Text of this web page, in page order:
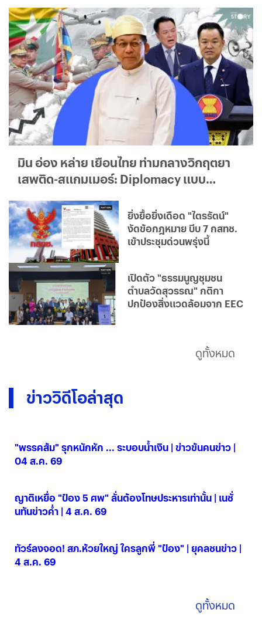
มิน อ่อง หล่าย เยือนไทย ท่ามกลางวิกฤตยา
เสพติด-สแกมเมอร์: Diplomacy แบบ
ยิ่งยื้อยิ่งเดือด "ไตรรัตน์"
งัดข้อกฎหมาย บีบ 7 กสทช.
เข้าประชุมด่วนพรุ่งนี้
เปิดตัว "ธรรมนูญชุมชน
ตำบลวัดสุวรรณ" กติกา
ปกป้องสิ่งแวดล้อมจาก EEC
ดูทั้งหมด
ข่าววิดีโอล่าสุด
"พรรคส้ม" รุกหนักหัก ... ระบอบน้ำเงิน | ข่าวข้นคนข่าว |
04 ส.ค. 69
ญาติเหยื่อ "ป๋อง 5 ศพ" ลั่นต้องโทษประหารเท่านั้น | เนชั่
นทันข่าวค่ำ | 4 ส.ค. 69
ทัวร์ลงจอด! สภ.ห้วยใหญ่ ใครลูกพี่ "ป๋อง" | ยุคลชนข่าว |
4 ส.ค. 69
ดูทั้งหมด